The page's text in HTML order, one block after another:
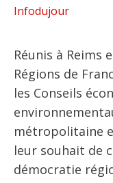
Infodujour
Réunis à Reims
Régions de
les Conseils
métropolitaine
leur souhait de
démocratie